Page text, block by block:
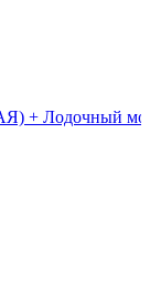
Лодочный